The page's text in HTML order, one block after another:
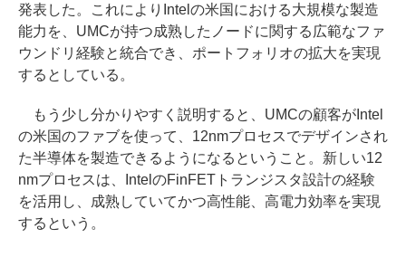
発表した。これによりIntelの米国における大規模な製造
能力を、UMCが持つ成熟したノードに関する広範なファ
ウンドリ経験と統合でき、ポートフォリオの拡大を実現
するとしている。
もう少し分かりやすく説明すると、UMCの顧客がIntel
の米国のファブを使って、12nmプロセスでデザインされ
た半導体を製造できるようになるということ。新しい12
nmプロセスは、IntelのFinFETトランジスタ設計の経験
を活用し、成熟していてかつ高性能、高電力効率を実現
するという。